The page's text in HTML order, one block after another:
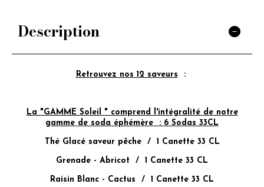
Description
Retrouvez nos 12 saveurs :
La "GAMME Soleil " comprend l'intégralité de notre
gamme de soda éphémère : 6 Sodas 33CL
Thé Glacé saveur pêche / 1 Canette 33 CL
Grenade - Abricot / 1 Canette 33 CL
Raisin Blanc - Cactus / 1 Canette 33 CL